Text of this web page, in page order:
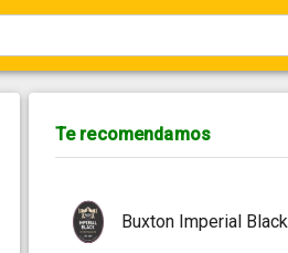
Te recomendamos
Buxton Imperial Black